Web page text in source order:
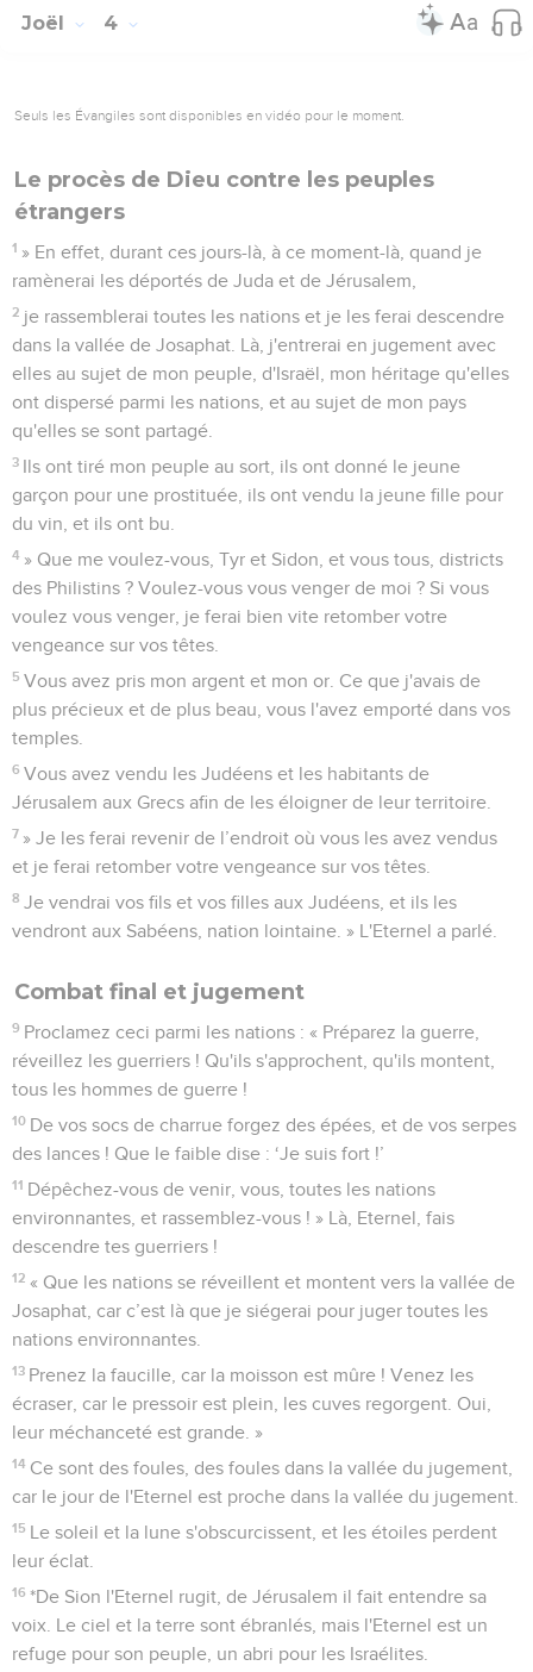
Joël 4
Seuls les Évangiles sont disponibles en vidéo pour le moment.
Le procès de Dieu contre les peuples
étrangers
1 » En effet, durant ces jours-là, à ce moment-là, quand je
ramènerai les déportés de Juda et de Jérusalem,
2 je rassemblerai toutes les nations et je les ferai descendre
dans la vallée de Josaphat. Là, j'entrerai en jugement avec
elles au sujet de mon peuple, d'Israël, mon héritage qu'elles
ont dispersé parmi les nations, et au sujet de mon pays
qu'elles se sont partagé.
3 Ils ont tiré mon peuple au sort, ils ont donné le jeune
garçon pour une prostituée, ils ont vendu la jeune fille pour
du vin, et ils ont bu.
4 » Que me voulez-vous, Tyr et Sidon, et vous tous, districts
des Philistins ? Voulez-vous vous venger de moi ? Si vous
voulez vous venger, je ferai bien vite retomber votre
vengeance sur vos têtes.
5 Vous avez pris mon argent et mon or. Ce que j'avais de
plus précieux et de plus beau, vous l'avez emporté dans vos
temples.
6 Vous avez vendu les Judéens et les habitants de
Jérusalem aux Grecs afin de les éloigner de leur territoire.
7 » Je les ferai revenir de l’endroit où vous les avez vendus
et je ferai retomber votre vengeance sur vos têtes.
8 Je vendrai vos fils et vos filles aux Judéens, et ils les
vendront aux Sabéens, nation lointaine. » L'Eternel a parlé.
Combat final et jugement
9 Proclamez ceci parmi les nations : « Préparez la guerre,
réveillez les guerriers ! Qu'ils s'approchent, qu'ils montent,
tous les hommes de guerre !
10 De vos socs de charrue forgez des épées, et de vos serpes
des lances ! Que le faible dise : ‘Je suis fort !’
11 Dépêchez-vous de venir, vous, toutes les nations
environnantes, et rassemblez-vous ! » Là, Eternel, fais
descendre tes guerriers !
12 « Que les nations se réveillent et montent vers la vallée de
Josaphat, car c’est là que je siégerai pour juger toutes les
nations environnantes.
13 Prenez la faucille, car la moisson est mûre ! Venez les
écraser, car le pressoir est plein, les cuves regorgent. Oui,
leur méchanceté est grande. »
14 Ce sont des foules, des foules dans la vallée du jugement,
car le jour de l'Eternel est proche dans la vallée du jugement.
15 Le soleil et la lune s'obscurcissent, et les étoiles perdent
leur éclat.
16 *De Sion l'Eternel rugit, de Jérusalem il fait entendre sa
voix. Le ciel et la terre sont ébranlés, mais l'Eternel est un
refuge pour son peuple, un abri pour les Israélites.